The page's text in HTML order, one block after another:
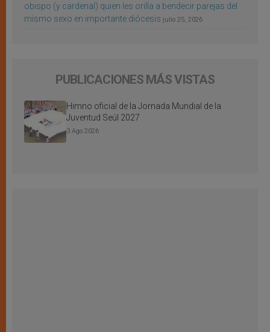
obispo (y cardenal) quien les orilla a bendecir parejas del
mismo sexo en importante diócesis julio 25, 2026
PUBLICACIONES MÁS VISTAS
Himno oficial de la Jornada Mundial de la
Juventud Seúl 2027
3 Ago 2026